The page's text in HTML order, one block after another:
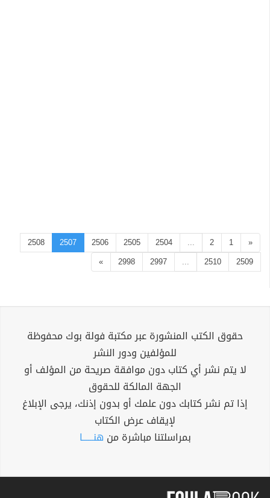
«
1
2
...
2504
2505
2506
2507
2508
2509
2510
...
2997
2998
»
حقوق الكتب المنشورة عبر مكتبة فولة بوك محفوظة
للمؤلفين ودور النشر
لا يتم نشر أي كتاب دون موافقة صريحة من المؤلف أو
الجهة المالكة للحقوق
إذا تم نشر كتابك دون علمك أو بدون إذنك، يرجى الإبلاغ
لإيقاف عرض الكتاب
بمراسلتنا مباشرة من هنــــــا